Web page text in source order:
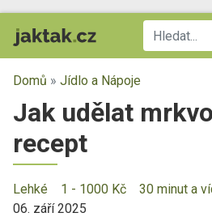
Domů » Jídlo a Nápoje
Jak udělat
recept
Lehké 1 - 1000 Kč
30 minut a
06. září 2025